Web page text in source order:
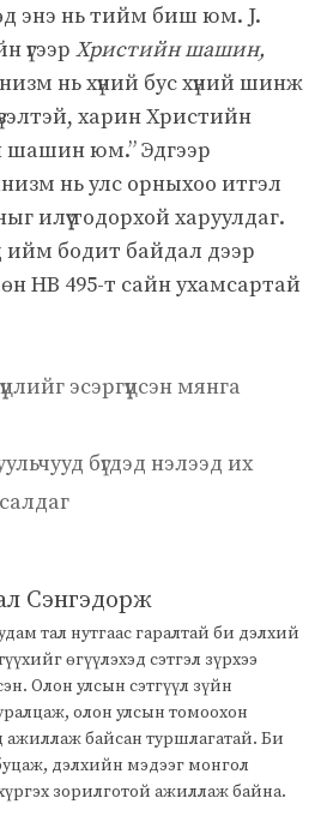
энэ нь тийм биш юм. J.
үгээр Христийн шашин,
нь хүний ​​бус хүний ​​шинж
харин Христийн
юм.” Эдгээр
нь улс орныхоо итгэл
илүү тодорхой харуулдаг.
ийм бодит байдал дээр
HB 495-т сайн ухамсартай
эсэргүүцсэн мянга
бүгдэд нэлээд их
Сэнгэдорж
тал нутгаас гаралтай би дэлхий
өгүүлэхэд сэтгэл зүрхээ
Олон улсын сэтгүүл зүйн
олон улсын томоохон
ажиллаж байсан туршлагатай. Би
дэлхийн мэдээг монгол
зорилготой ажиллаж байна.